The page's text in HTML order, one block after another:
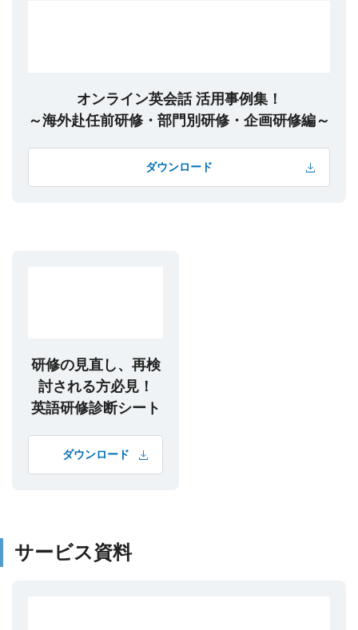
オンライン英会話 活用事例集！
～海外赴任前研修・部門別研修・企画研修編～
ダウンロード
研修の見直し、再検
討される方必見！
英語研修診断シート
ダウンロード
サービス資料